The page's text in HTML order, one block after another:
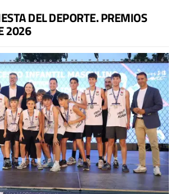
DEL DEPORTE. PREMIOS
2026